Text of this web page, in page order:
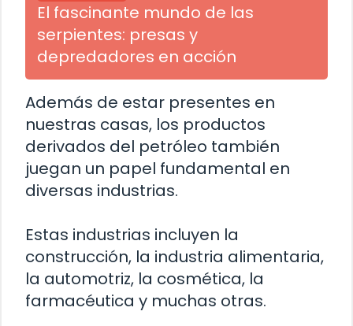
El fascinante mundo de las
serpientes: presas y
depredadores en acción
Además de estar presentes en
nuestras casas, los productos
derivados del petróleo también
juegan un papel fundamental en
diversas industrias.
Estas industrias incluyen la
construcción, la industria alimentaria,
la automotriz, la cosmética, la
farmacéutica y muchas otras.